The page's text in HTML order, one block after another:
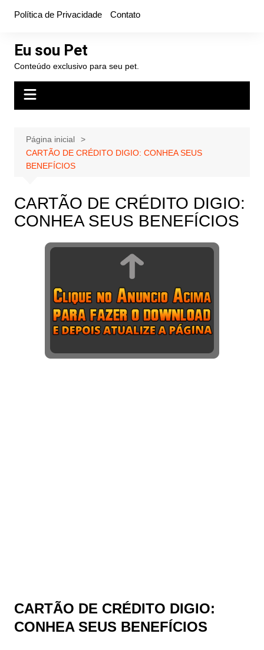
conteúdo
Política de Privacidade Contato
Eu sou Pet
Conteúdo exclusivo para seu pet.
Página inicial
CARTÃO DE CRÉDITO DIGIO: CONHEA SEUS
BENEFÍCIOS
CARTÃO DE CRÉDITO DIGIO:
CONHEA SEUS BENEFÍCIOS
CARTÃO DE CRÉDITO DIGIO:
CONHEA SEUS BENEFÍCIOS